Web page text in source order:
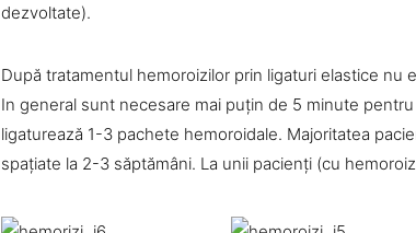
dezvoltate).
După tratamentul hemoroizilor prin ligaturi elastice nu
In general sunt necesare mai puţin de 5 minute
ligaturează 1-3 pachete hemoroidale. Majoritatea
spaţiate la 2-3 săptămâni. La unii pacienţi (cu